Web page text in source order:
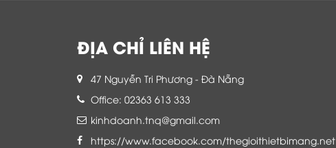
ĐỊA CHỈ LIÊN HỆ
47 Nguyễn Tri Phương - Đà Nẵng
Office: 02363 613 333
kinhdoanh.tnq@gmail.com
https://www.facebook.com/thegioithietbimang.net